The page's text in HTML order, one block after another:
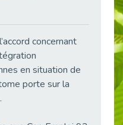
« Confiance en soi et acceptation du handicap » : un levier puissant vers l’emploi
L’alternance : un levier stratégique pour recruter et inclure durablement
concernant
en situation de
porte sur la